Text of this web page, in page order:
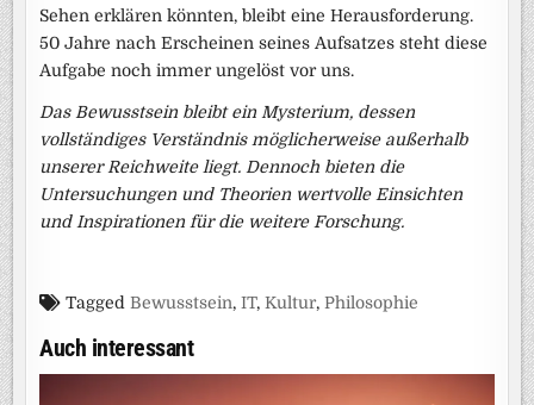
Sehen erklären könnten, bleibt eine Herausforderung.
50 Jahre nach Erscheinen seines Aufsatzes steht diese
Aufgabe noch immer ungelöst vor uns.
Das Bewusstsein bleibt ein Mysterium, dessen
vollständiges Verständnis möglicherweise außerhalb
unserer Reichweite liegt. Dennoch bieten die
Untersuchungen und Theorien wertvolle Einsichten
und Inspirationen für die weitere Forschung.
TaggedBewusstsein,IT,Kultur,Philosophie
Auch interessant